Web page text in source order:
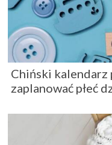
Chiński kalendarz
zaplanować płeć